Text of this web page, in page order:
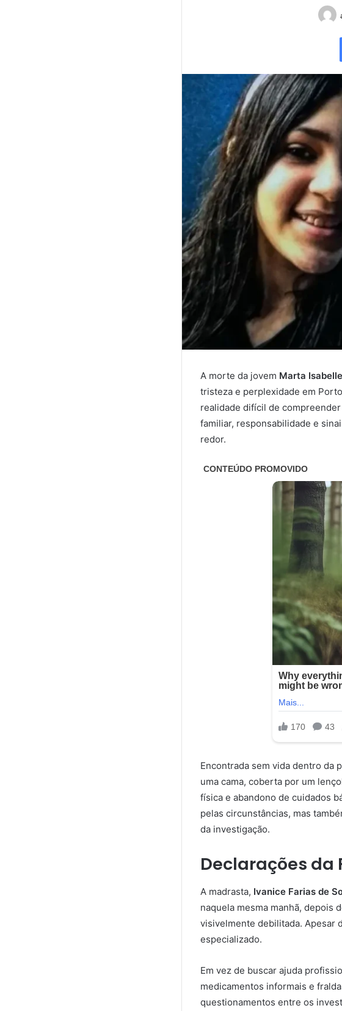
A morte da jovem Marta
tristeza e perplexidade em
realidade difícil de
familiar, responsabilidade e
redor.
Encontrada sem vida dentro da
uma cama, coberta por um
física e abandono de cuidados
pelas circunstâncias, mas
da investigação.
Declarações da
A madrasta, Ivanice Farias de
naquela mesma manhã, depois
visivelmente debilitada. Apesar
especializado.
Em vez de buscar ajuda
medicamentos informais e
questionamentos entre os